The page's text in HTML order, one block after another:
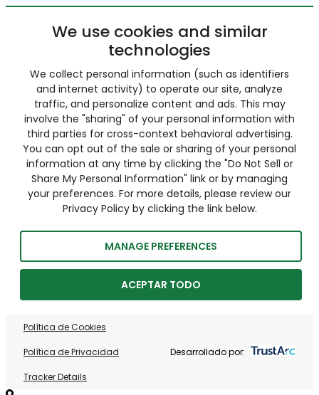
We use cookies and similar
technologies
We collect personal information (such as identifiers
and internet activity) to operate our site, analyze
traffic, and personalize content and ads. This may
involve the "sharing" of your personal information with
third parties for cross-context behavioral advertising.
You can opt out of the sale or sharing of your personal
information at any time by clicking the "Do Not Sell or
Share My Personal Information" link or by managing
your preferences. For more details, please review our
Privacy Policy by clicking the link below.
MANAGE PREFERENCES
ACEPTAR TODO
Política de Cookies
Política de Privacidad
Tracker Details
Desarrollado por: